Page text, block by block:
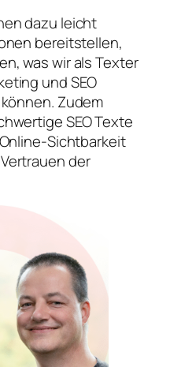
dazu leicht
bereitstellen,
was wir als Texter
und SEO
Zudem
SEO Texte
Sichtbarkeit
der